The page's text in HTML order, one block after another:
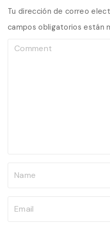
Tu dirección de correo
campos obligatorios están